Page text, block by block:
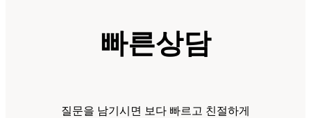
빠른상담
질문을 남기시면 보다 빠르고 친절하게